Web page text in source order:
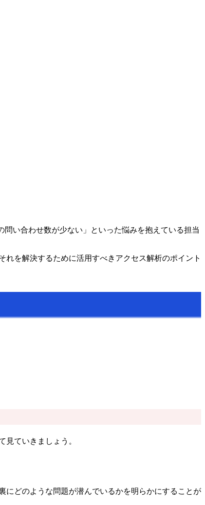
い合わせ数が少ない」といった悩みを抱えている担当
を解決するために活用すべきアクセス解析のポイント
ていきましょう。
にどのような問題が潜んでいるかを明らかにすることが